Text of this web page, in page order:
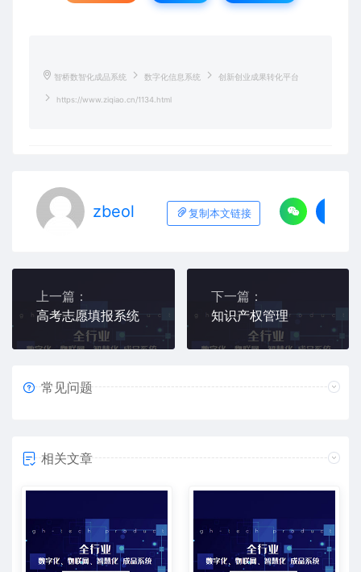
智桥数智化成品系统 数字化信息系统 创新创业成果转化平台
https://www.ziqiao.cn/1134.html
zbeol 复制本文链接
上一篇：
高考志愿填报系统
下一篇：
知识产权管理
常见问题
相关文章